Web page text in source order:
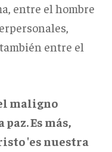
entre el hombre
entre el
maligno
Es más,
'es nuestra